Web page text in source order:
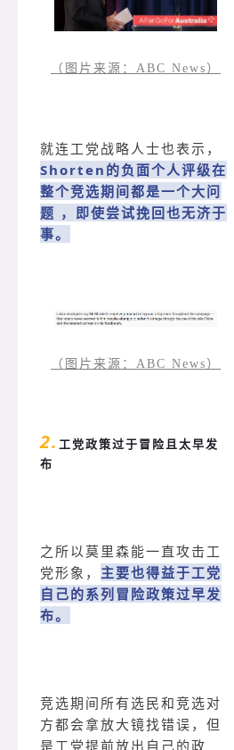
（图片来源：ABC News）
就连工党战略人士也表示，
Shorten的负面个人评级在
整个竞选期间都是一个大问
题 ，即使尝试挽回也无济于
事。
（图片来源：ABC News）
2. 工党政策过于冒险且太早发
布
之所以莫里森能一直攻击工
党形象， 主要也得益于工党
自己的系列冒险政策过早发
布。
竞选期间所有选民和竞选对
方都会拿放大镜找错误，但
是工党提前放出自己的政